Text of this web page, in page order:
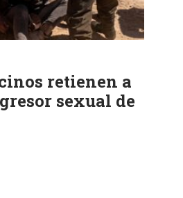
retienen a
sexual de